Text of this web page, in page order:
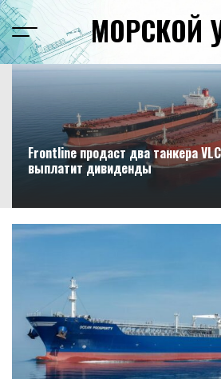
Перейти
к
содержимому
Menu МОРСКОЙ
Frontline продаст два танкера
выплатит дивиденды